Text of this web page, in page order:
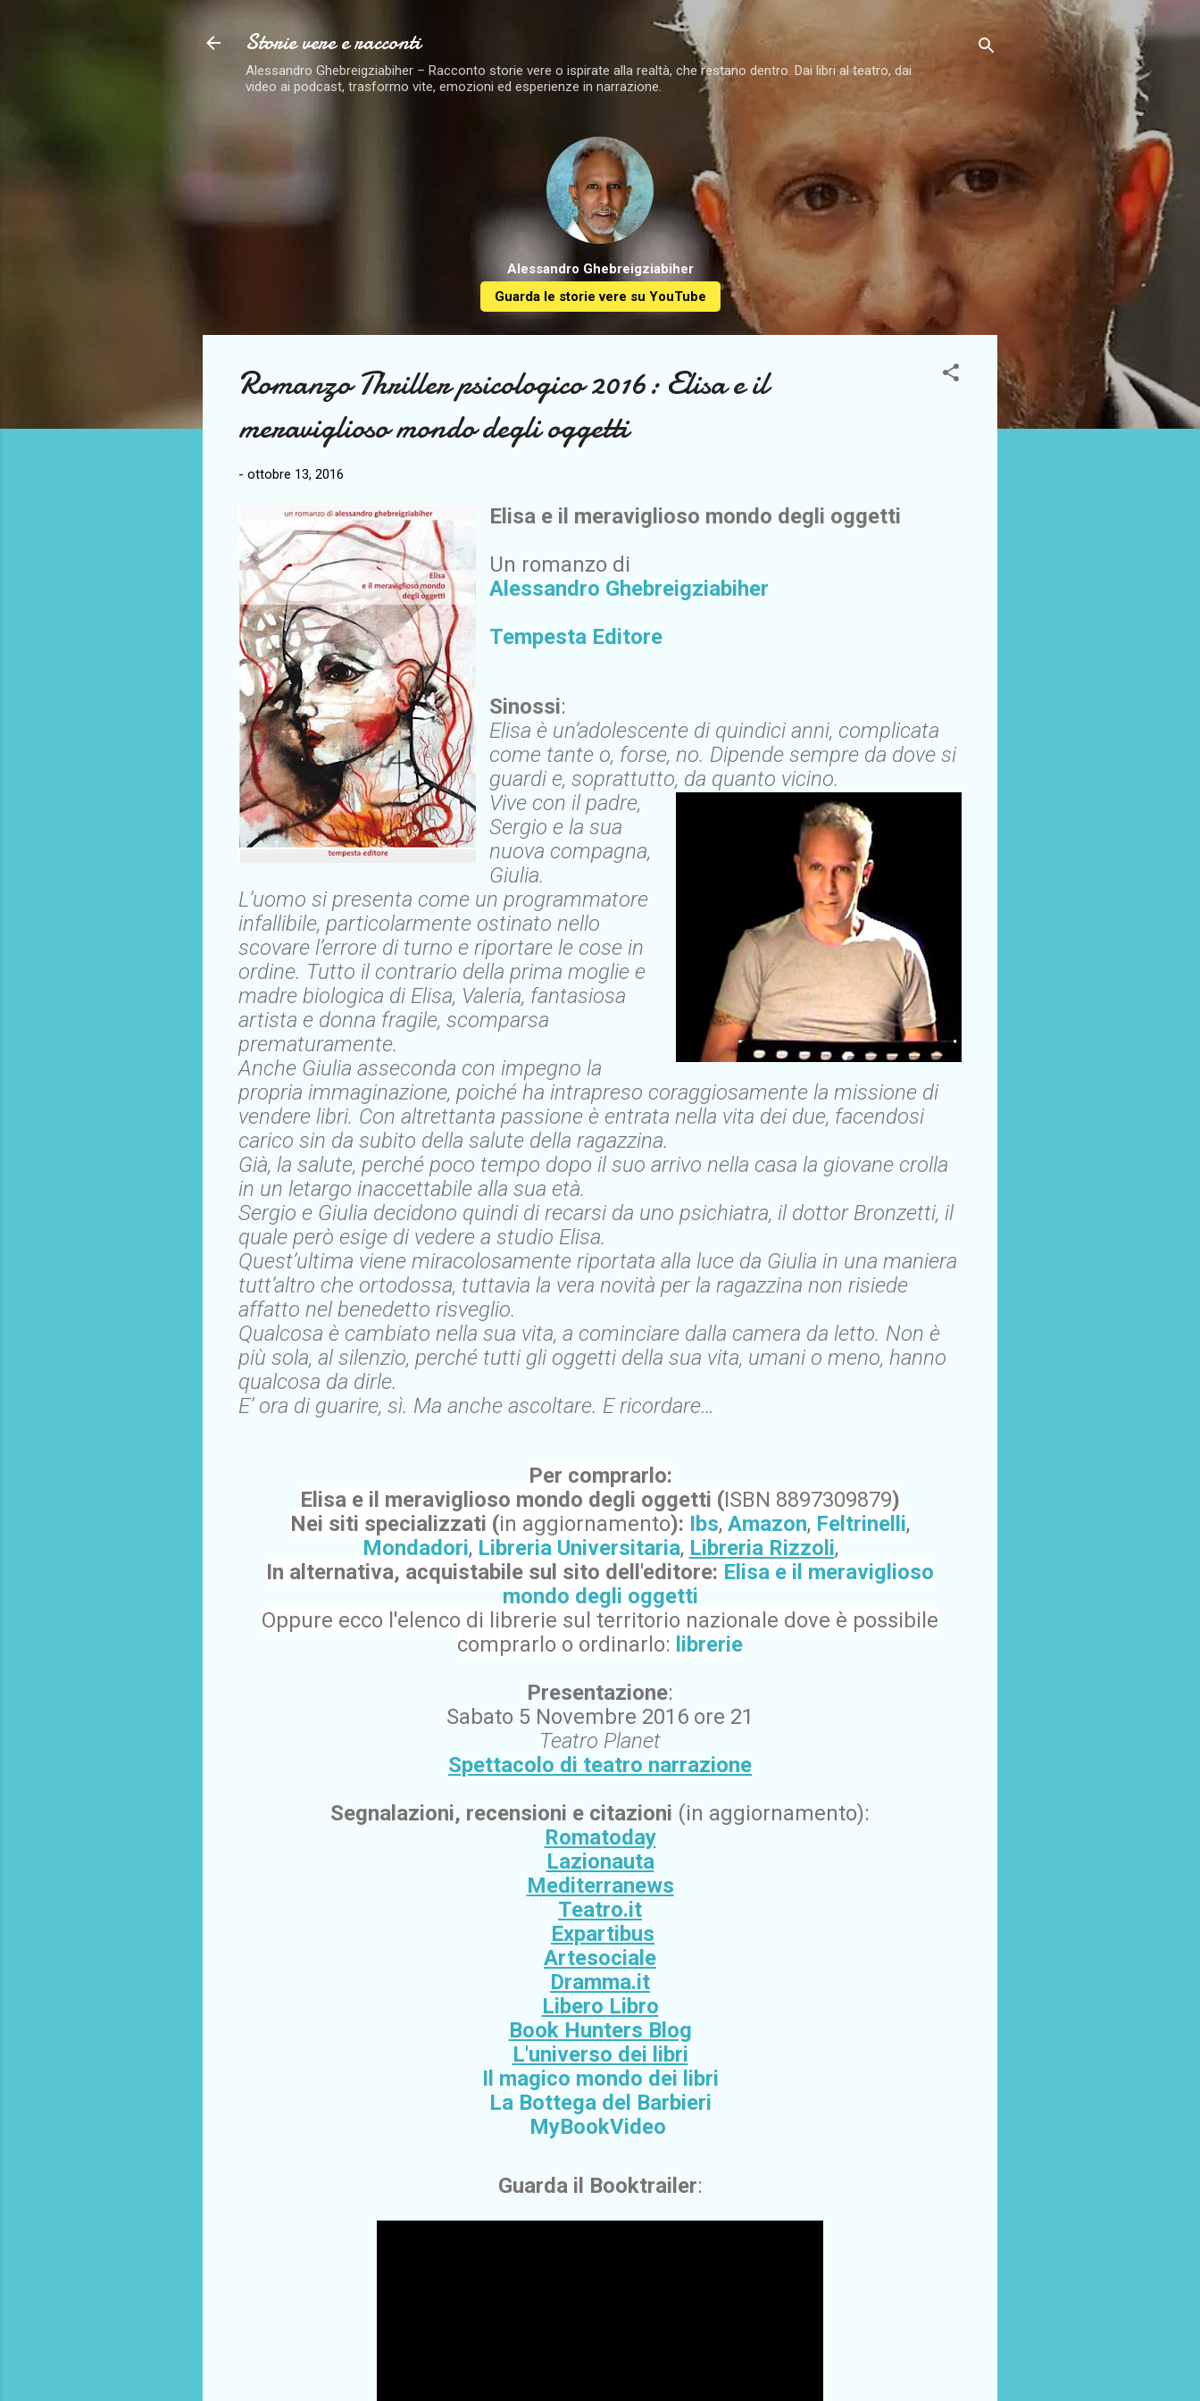
Passa ai contenuti principali
Storie vere e racconti
Alessandro Ghebreigziabiher – Racconto storie vere o ispirate alla realtà, che restano dentro. Dai libri al teatro, dai
video ai podcast, trasformo vite, emozioni ed esperienze in narrazione.
Alessandro Ghebreigziabiher
Guarda le storie vere su YouTube
Romanzo Thriller psicologico 2016: Elisa e il
meraviglioso mondo degli oggetti
- ottobre 13, 2016
Elisa e il meraviglioso mondo degli oggetti
Un romanzo di
Alessandro Ghebreigziabiher
Tempesta Editore
Sinossi:
Elisa è un’adolescente di quindici anni, complicata
come tante o, forse, no. Dipende sempre da dove si
guardi e, soprattutto, da quanto vicino.
Vive con il padre,
Sergio e la sua
nuova compagna,
Giulia.
L’uomo si presenta come un programmatore
infallibile, particolarmente ostinato nello
scovare l’errore di turno e riportare le cose in
ordine. Tutto il contrario della prima moglie e
madre biologica di Elisa, Valeria, fantasiosa
artista e donna fragile, scomparsa
prematuramente.
Anche Giulia asseconda con impegno la
propria immaginazione, poiché ha intrapreso coraggiosamente la missione di
vendere libri. Con altrettanta passione è entrata nella vita dei due, facendosi
carico sin da subito della salute della ragazzina.
Già, la salute, perché poco tempo dopo il suo arrivo nella casa la giovane crolla
in un letargo inaccettabile alla sua età.
Sergio e Giulia decidono quindi di recarsi da uno psichiatra, il dottor Bronzetti, il
quale però esige di vedere a studio Elisa.
Quest’ultima viene miracolosamente riportata alla luce da Giulia in una maniera
tutt’altro che ortodossa, tuttavia la vera novità per la ragazzina non risiede
affatto nel benedetto risveglio.
Qualcosa è cambiato nella sua vita, a cominciare dalla camera da letto. Non è
più sola, al silenzio, perché tutti gli oggetti della sua vita, umani o meno, hanno
qualcosa da dirle.
E’ ora di guarire, sì. Ma anche ascoltare. E ricordare…
Per comprarlo:
Elisa e il meraviglioso mondo degli oggetti (ISBN 8897309879)
Nei siti specializzati (in aggiornamento): Ibs, Amazon, Feltrinelli,
Mondadori, Libreria Universitaria, Libreria Rizzoli,
In alternativa, acquistabile sul sito dell'editore: Elisa e il meraviglioso
mondo degli oggetti
Oppure ecco l'elenco di librerie sul territorio nazionale dove è possibile
comprarlo o ordinarlo: librerie
Presentazione:
Sabato 5 Novembre 2016 ore 21
Teatro Planet
Spettacolo di teatro narrazione
Segnalazioni, recensioni e citazioni (in aggiornamento):
Romatoday
Lazionauta
Mediterranews
Teatro.it
Expartibus
Artesociale
Dramma.it
Libero Libro
Book Hunters Blog
L'universo dei libri
Il magico mondo dei libri
La Bottega del Barbieri
MyBookVideo
Guarda il Booktrailer: